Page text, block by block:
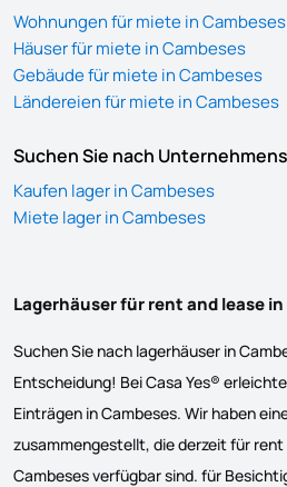
Wohnungen für miete in Cambeses
Häuser für miete in Cambeses
Gebäude für miete in Cambeses
Ländereien für miete in Cambeses
Suchen Sie nach
Kaufen lager in Cambeses
Miete lager in Cambeses
Lagerhäuser für rent and lease in
Suchen Sie nach lagerhäuser in
Entscheidung! Bei Casa Yes®
Einträgen in Cambeses. Wir haben
zusammengestellt, die derzeit für rent
Cambeses verfügbar sind. für